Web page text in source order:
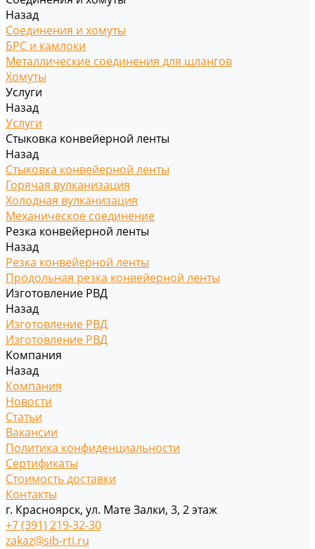
Назад
Соединения и хомуты
БРС и камлоки
Металлические соединения для шлангов
Хомуты
Услуги
Назад
Услуги
Стыковка конвейерной ленты
Назад
Стыковка конвейерной ленты
Горячая вулканизация
Холодная вулканизация
Механическое соединение
Резка конвейерной ленты
Назад
Резка конвейерной ленты
Продольная резка конвейерной ленты
Изготовление РВД
Назад
Изготовление РВД
Изготовление РВД
Компания
Назад
Компания
Новости
Статьи
Вакансии
Политика конфиденциальности
Сертификаты
Стоимость доставки
Контакты
г. Красноярск, ул. Мате Залки, 3, 2 этаж
+7 (391) 219-32-30
zakaz@sib-rti.ru